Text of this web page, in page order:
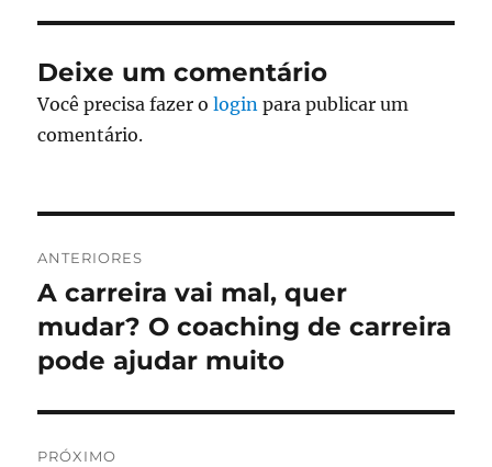
Deixe um comentário
Você precisa fazer ologin para publicar um
comentário.
de
Post
ANTERIORES
Post
anterior:
A carreira vai mal, quer
mudar? O coaching de carreira
pode ajudar muito
PRÓXIMO